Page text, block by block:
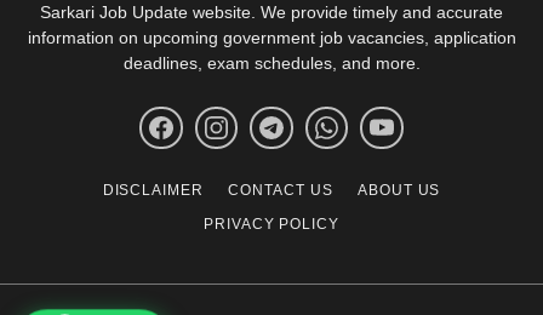
Sarkari Job Update website. We provide timely and accurate
information on upcoming government job vacancies, application
deadlines, exam schedules, and more.
DISCLAIMER CONTACT US
ABOUT US
PRIVACY POLICY